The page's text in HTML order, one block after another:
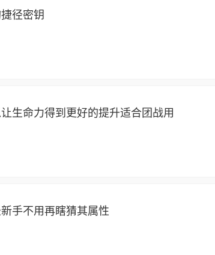
径密钥
生命力得到更好的提升适合团战用
手不用再瞎猜其属性